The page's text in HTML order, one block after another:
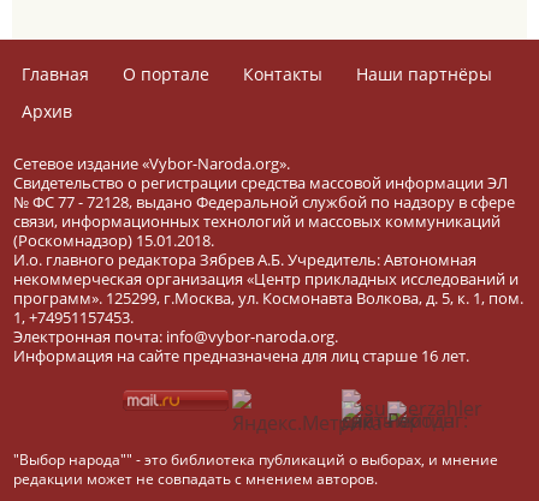
Главная О портале Контакты
Наши партнёры
Архив
Сетевое издание «Vybor-Naroda.org».
Свидетельство о регистрации средства массовой информации ЭЛ
№ ФС 77 - 72128, выдано Федеральной службой по надзору в сфере
связи, информационных технологий и массовых коммуникаций
(Роскомнадзор) 15.01.2018.
И.о. главного редактора Зябрев А.Б. Учредитель: Автономная
некоммерческая организация «Центр прикладных исследований и
программ». 125299, г.Москва, ул. Космонавта Волкова, д. 5, к. 1, пом.
1, +74951157453.
Электронная почта: info@vybor-naroda.org.
Информация на сайте предназначена для лиц старше 16 лет.
"Выбор народа"" - это библиотека публикаций о выборах, и мнение
редакции может не совпадать с мнением авторов.